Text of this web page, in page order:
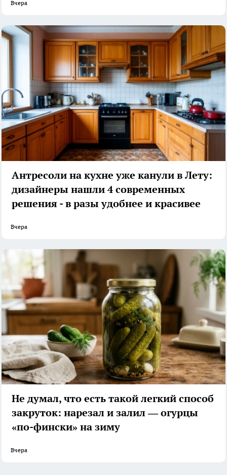
Вчера
Антресоли на кухне уже канули в Лету:
дизайнеры нашли 4 современных
решения - в разы удобнее и красивее
Вчера
Не думал, что есть такой легкий способ
закруток: нарезал и залил — огурцы
«по-фински» на зиму
Вчера